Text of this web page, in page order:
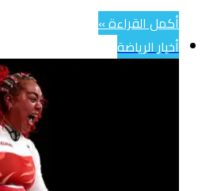
أكمل القراءة »
أخبار الرياضة